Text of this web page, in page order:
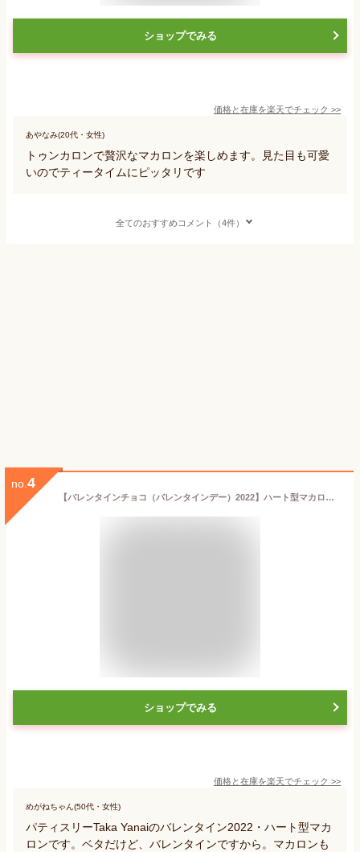
ショップでみる
価格と在庫を楽天でチェック >>
あやなみ(20代・女性)
トゥンカロンで贅沢なマカロンを楽しめます。見た目も可愛
いのでティータイムにピッタリです
全てのおすすめコメント（4件）
no. 4
【バレンタインチョコ（バレンタインデー）2022】ハート型マカロン[5個入]【パティスリー『TakaYanai』】
ショップでみる
価格と在庫を楽天でチェック >>
めがねちゃん(50代・女性)
パティスリーTaka Yanaiのバレンタイン2022・ハート型マカ
ロンです。ベタだけど、バレンタインですから。マカロンも